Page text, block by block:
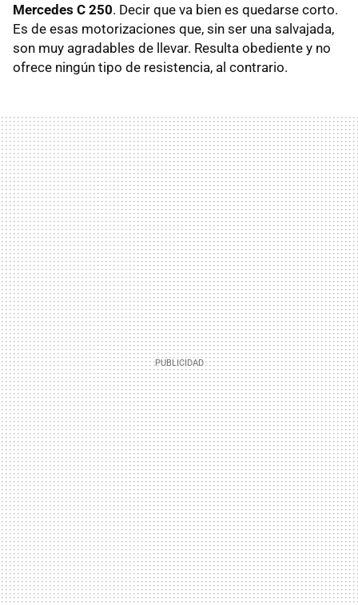
Mercedes C 250. Decir que va bien es quedarse corto.
Es de esas motorizaciones que, sin ser una salvajada,
son muy agradables de llevar. Resulta obediente y no
ofrece ningún tipo de resistencia, al contrario.